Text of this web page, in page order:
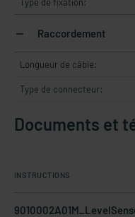
Raccordement
Longueur de câble:
Type de connecteur:
Documents et
INSTRUCTIONS